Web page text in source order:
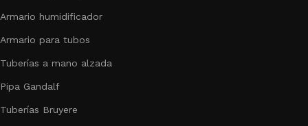
Armario humidificador
Armario para tubos
Tuberías a mano alzada
Pipa Gandalf
Tuberías Bruyere